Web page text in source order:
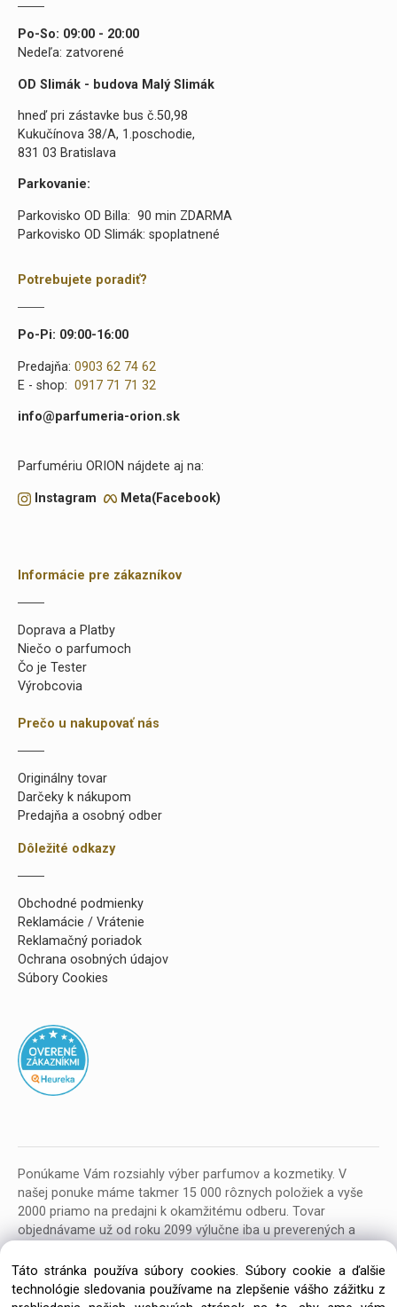
Po-So: 09:00 - 20:00
Nedeľa: zatvorené
OD Slimák - budova Malý Slimák
hneď pri zástavke bus č.50,98
Kukučínova 38/A, 1.poschodie,
831 03 Bratislava
Parkovanie:
Parkovisko OD Billa: 90 min ZDARMA
Parkovisko OD Slimák: spoplatnené
Potrebujete poradiť?
Po-Pi: 09:00-16:00
Predajňa: 0903 62 74 62
E - shop: 0917 71 71 32
info@parfumeria-orion.sk
Parfumériu ORION nájdete aj na:
Instagram Meta(Facebook)
Informácie pre zákazníkov
Doprava a Platby
Niečo o parfumoch
Čo je Tester
Výrobcovia
Prečo u nakupovať nás
Originálny tovar
Darčeky k nákupom
Predajňa a osobný odber
Dôležité odkazy
Obchodné podmienky
Reklamácie / Vrátenie
Reklamačný poriadok
Ochrana osobných údajov
Súbory Cookies
Ponúkame Vám rozsiahly výber parfumov a kozmetiky. V
našej ponuke máme takmer 15 000 rôznych položiek a vyše
2000 priamo na predajni k okamžitému odberu. Tovar
objednávame už od roku 2099 výlučne iba u preverených a
Táto stránka používa súbory cookies. Súbory cookie a ďalšie
technológie sledovania používame na zlepšenie vášho zážitku z